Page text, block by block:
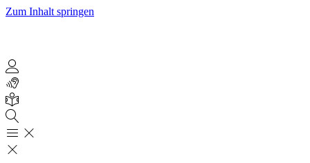
Zum Inhalt springen